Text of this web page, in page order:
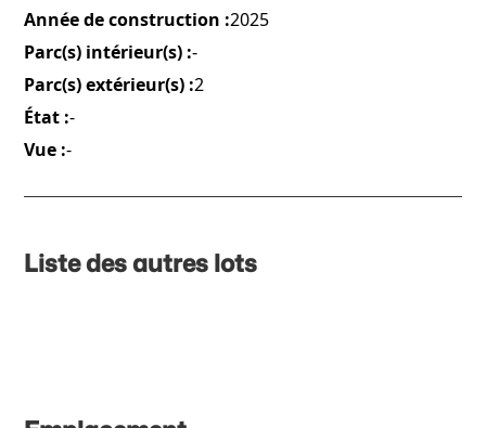
Année de construction :2025
Parc(s) intérieur(s) :-
Parc(s) extérieur(s) :2
État :-
Vue :-
Liste des autres lots